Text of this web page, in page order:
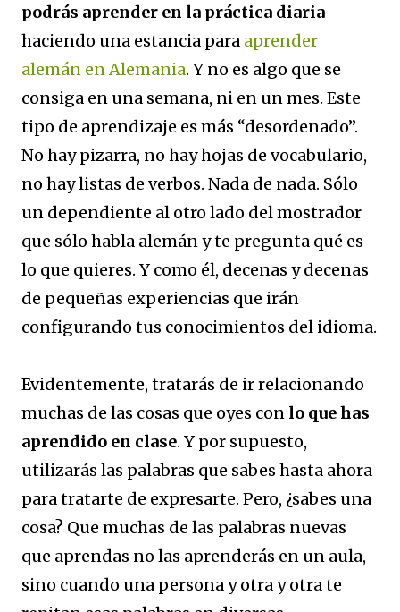
podrás aprender en la práctica diaria
haciendo una estancia para aprender
alemán en Alemania. Y no es algo que se
consiga en una semana, ni en un mes. Este
tipo de aprendizaje es más “desordenado”.
No hay pizarra, no hay hojas de vocabulario,
no hay listas de verbos. Nada de nada. Sólo
un dependiente al otro lado del mostrador
que sólo habla alemán y te pregunta qué es
lo que quieres. Y como él, decenas y decenas
de pequeñas experiencias que irán
configurando tus conocimientos del idioma.
Evidentemente, tratarás de ir relacionando
muchas de las cosas que oyes con lo que has
aprendido en clase. Y por supuesto,
utilizarás las palabras que sabes hasta ahora
para tratarte de expresarte. Pero, ¿sabes una
cosa? Que muchas de las palabras nuevas
que aprendas no las aprenderás en un aula,
sino cuando una persona y otra y otra te